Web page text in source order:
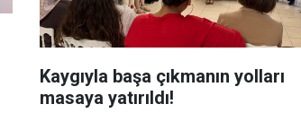
Kaygıyla başa çıkmanın yolları
masaya yatırıldı!